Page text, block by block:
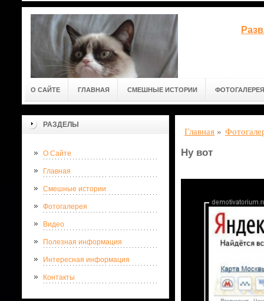
О САЙТЕ ГЛАВНАЯ СМЕШНЫЕ ИСТОРИИ ФОТОГАЛЕРЕЯ
РАЗДЕЛЫ
О Сайте
Главная
Смешные истории
Фотогалерея
Видео
Полезная информация
Интересная информация
Контакты
Главная »
Ну вот